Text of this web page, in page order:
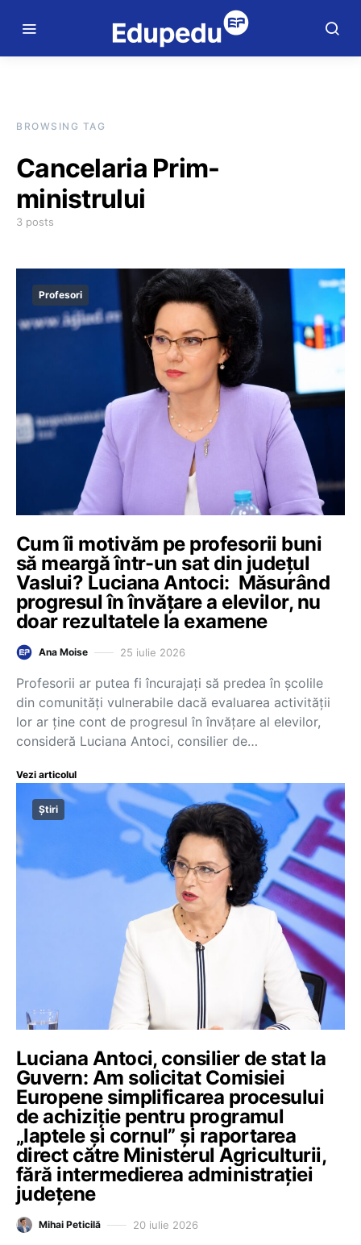
BROWSING TAG
Cancelaria Prim-
ministrului
3 posts
Profesori
Cum îi motivăm pe profesorii buni
să meargă într-un sat din județul
Vaslui? Luciana Antoci: Măsurând
progresul în învățare a elevilor, nu
doar rezultatele la examene
Ana Moise 25 iulie 2026
Profesorii ar putea fi încurajați să predea în școlile
din comunități vulnerabile dacă evaluarea activității
lor ar ține cont de progresul în învățare al elevilor,
consideră Luciana Antoci, consilier de…
Vezi articolul
Știri
Luciana Antoci, consilier de stat la
Guvern: Am solicitat Comisiei
Europene simplificarea procesului
de achiziție pentru programul
„laptele și cornul” și raportarea
direct către Ministerul Agriculturii,
fără intermedierea administrației
județene
Mihai Peticilă 20 iulie 2026